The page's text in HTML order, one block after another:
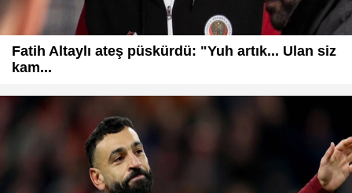
Fatih Altaylı ateş püskürdü: "Yuh artık... Ulan siz
kam...